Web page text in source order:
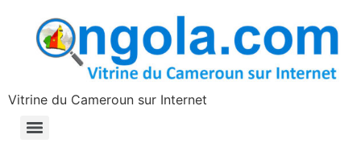
principal
Vitrine du Cameroun sur Internet